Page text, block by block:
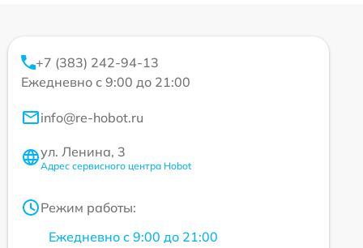
+7 (383) 242-94-13
Ежедневно с 9:00 до 21:00
info@re-hobot.ru
ул. Ленина, 3
Адрес сервисного центра Hobot
Режим работы:
Ежедневно с 9:00 до 21:00